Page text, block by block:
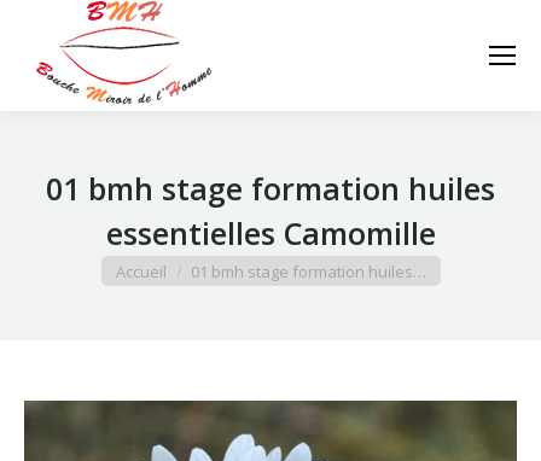
Search:
01 bmh stage formation huiles
essentielles Camomille
Vous êtes ici :
Accueil 01 bmh stage formation huiles…